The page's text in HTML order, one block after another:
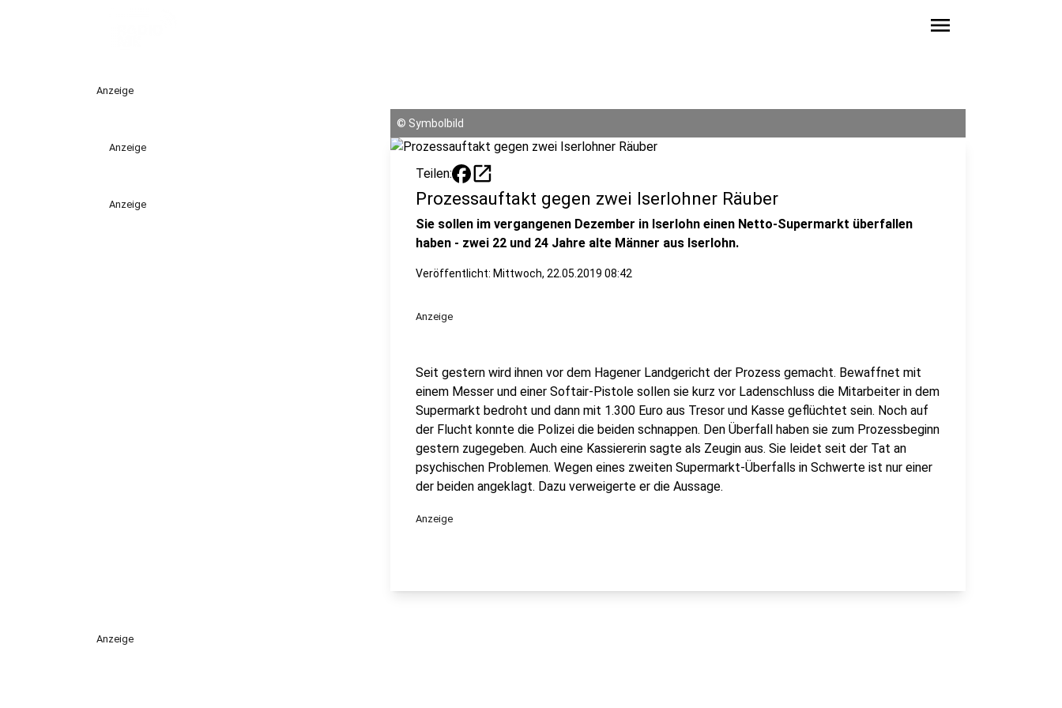
menu
Anzeige
Anzeige
Anzeige
© Symbolbild
Teilen: open_in_new
Prozessauftakt gegen zwei Iserlohner Räuber
Sie sollen im vergangenen Dezember in Iserlohn einen Netto-Supermarkt überfallen
haben - zwei 22 und 24 Jahre alte Männer aus Iserlohn.
Veröffentlicht: Mittwoch, 22.05.2019 08:42
Anzeige
Seit gestern wird ihnen vor dem Hagener Landgericht der Prozess gemacht. Bewaffnet mit
einem Messer und einer Softair-Pistole sollen sie kurz vor Ladenschluss die Mitarbeiter in dem
Supermarkt bedroht und dann mit 1.300 Euro aus Tresor und Kasse geflüchtet sein. Noch auf
der Flucht konnte die Polizei die beiden schnappen. Den Überfall haben sie zum Prozessbeginn
gestern zugegeben. Auch eine Kassiererin sagte als Zeugin aus. Sie leidet seit der Tat an
psychischen Problemen. Wegen eines zweiten Supermarkt-Überfalls in Schwerte ist nur einer
der beiden angeklagt. Dazu verweigerte er die Aussage.
Anzeige
Anzeige